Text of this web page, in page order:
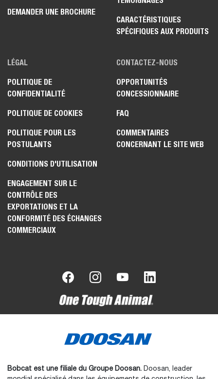
DEMANDER UNE BROCHURE
CARACTÉRISTIQUES
SPÉCIFIQUES AUX PRODUITS
LÉGAL
POLITIQUE DE
CONFIDENTIALITÉ
POLITIQUE DE COOKIES
POLITIQUE POUR LES
POSTULANTS
CONDITIONS D'UTILISATION
ENGAGEMENT SUR LE
CONTRÔLE DES
EXPORTATIONS ET LA
CONFORMITÉ DES ÉCHANGES
COMMERCIAUX
CONTACTEZ-NOUS
OPPORTUNITÉS
CONCESSIONNAIRE
FAQ
COMMENTAIRES
CONCERNANT LE SITE WEB
Bobcat est une filiale du Groupe Doosan. Doosan, leader